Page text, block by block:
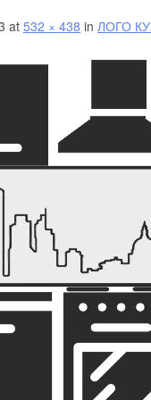
зеркале по амальгаме
УФ печать на других
Фотопечать
Часы с фотопечатью
at 532 × 438 in ЛОГО